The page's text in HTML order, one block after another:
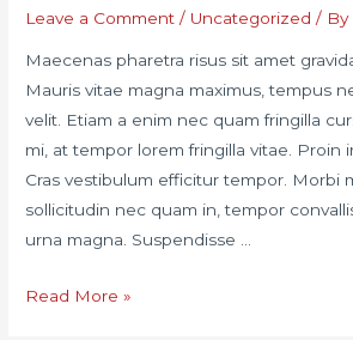
Leave a Comment / Uncategorized / By
Maecenas pharetra risus sit amet
Mauris vitae magna maximus, tempus
velit. Etiam a enim nec quam fringilla
mi, at tempor lorem fringilla vitae. Proin
Cras vestibulum efficitur tempor. Morbi
sollicitudin nec quam in, tempor
urna magna. Suspendisse …
Read More »